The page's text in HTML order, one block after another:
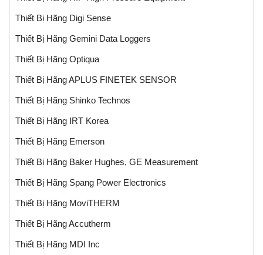
Thiết Bị Hãng Digi Sense
Thiết Bị Hãng Gemini Data Loggers
Thiết Bị Hãng Optiqua
Thiết Bị Hãng APLUS FINETEK SENSOR
Thiết Bị Hãng Shinko Technos
Thiết Bị Hãng IRT Korea
Thiết Bị Hãng Emerson
Thiết Bị Hãng Baker Hughes, GE Measurement
Thiết Bị Hãng Spang Power Electronics
Thiết Bị Hãng MoviTHERM
Thiết Bị Hãng Accutherm
Thiết Bị Hãng MDI Inc